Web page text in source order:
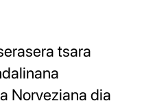
tsara
Norveziana dia